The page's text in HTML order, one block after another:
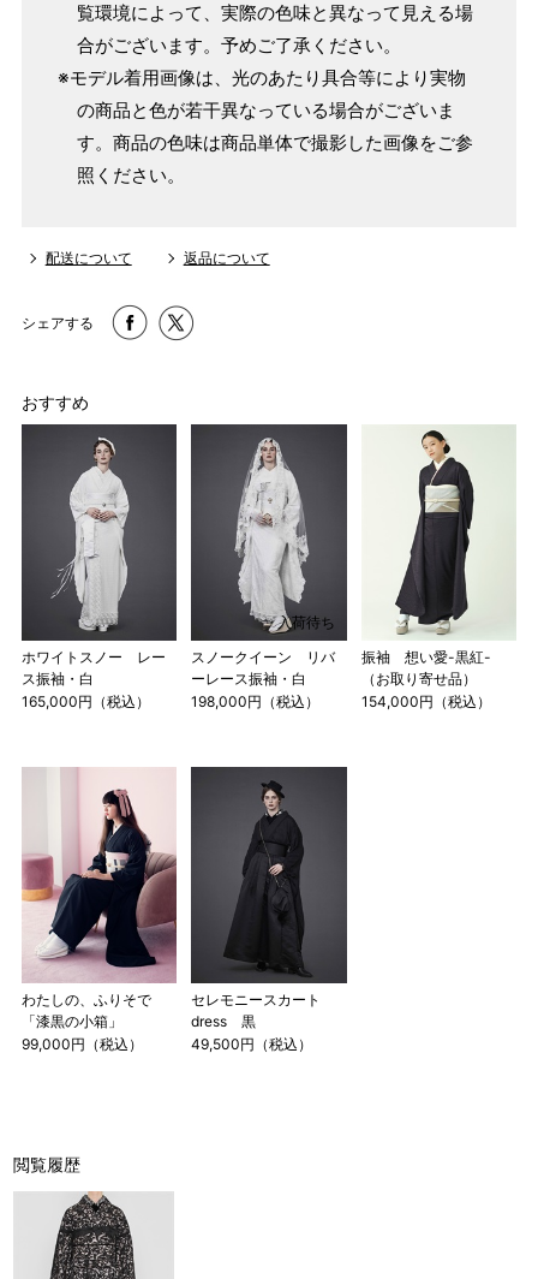
覧環境によって、実際の色味と異なって見える場
合がございます。予めご了承ください。
※モデル着用画像は、光のあたり具合等により実物
の商品と色が若干異なっている場合がございま
す。商品の色味は商品単体で撮影した画像をご参
照ください。
配送について 返品について
シェアする
おすすめ
ホワイトスノー レー
ス振袖・白
165,000円（税込）
入荷待ち
スノークイーン リバ
ーレース振袖・白
198,000円（税込）
振袖 想い愛-黒紅-
（お取り寄せ品）
154,000円（税込）
わたしの、ふりそで
「漆黒の小箱」
99,000円（税込）
セレモニースカート
dress 黒
49,500円（税込）
閲覧履歴